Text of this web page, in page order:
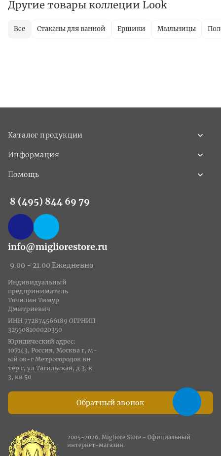
Другие товары коллеции Look
Все Стаканы для ванной Ершики Мыльницы
Каталог продукции
Информация
Помощь
8 (495) 844 69 79
info@migliorestore.ru
9.00 - 21.00 Ежедневно
Обратный звонок
Индивидуальный
предприниматель
Точилин Тимур
Дмитриевич
ИНН 772874566189 ОГРНИП
325508100020350
Юридический адрес:
107143, Россия, Москва г, м-
ый ок-г Метрогородок вн
тер г, ул Тагильская, д 3, к
3, кв 50
2005-2026, Migliore Store - Официальный
интернет-магазин.